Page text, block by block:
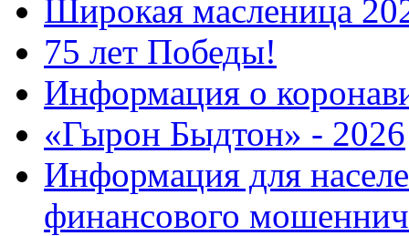
Широкая масленица
75 лет Победы!
Информация о
«Гырон Быдтон» - 2026
Информация для
финансового